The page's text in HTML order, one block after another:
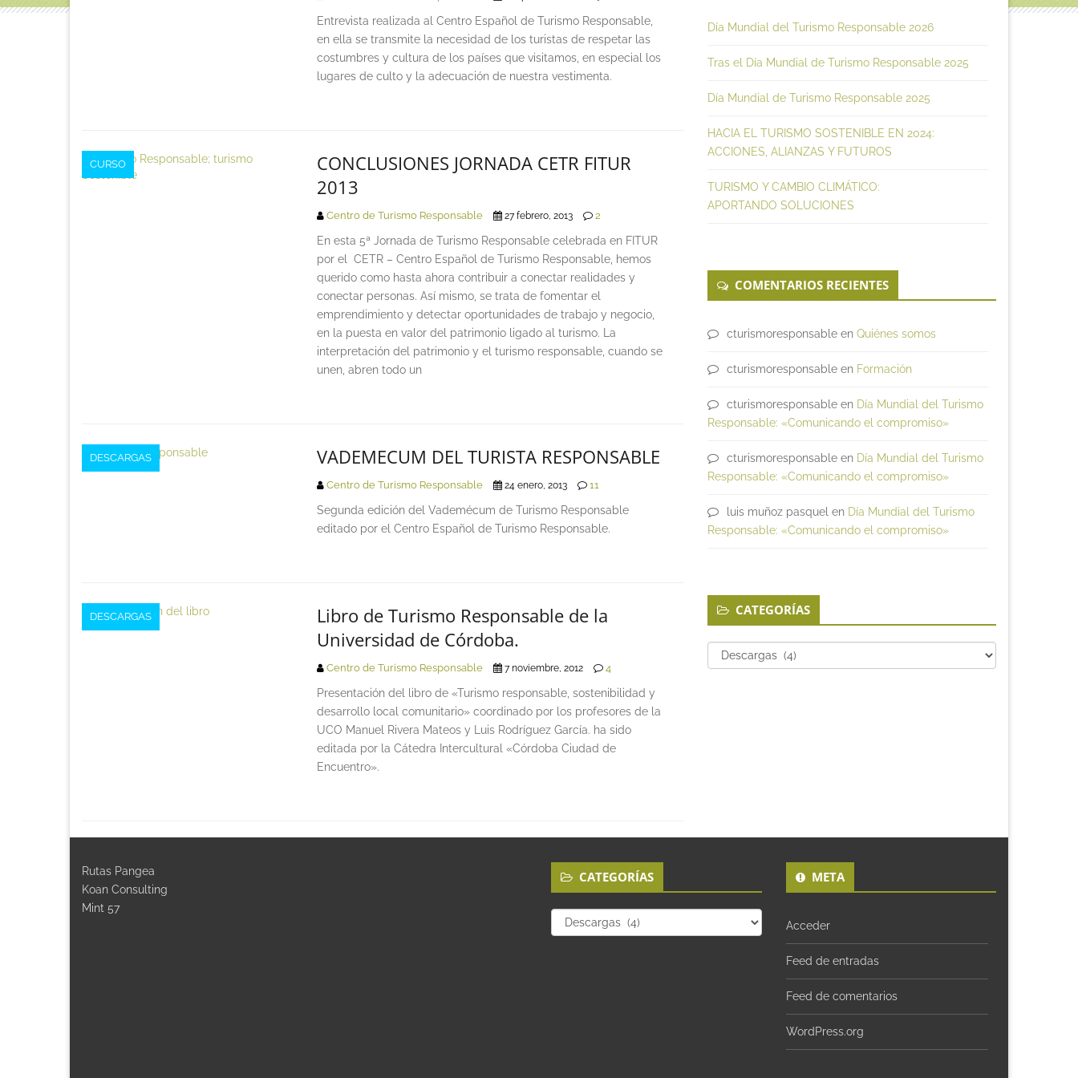
Entrevista realizada al Centro Español de Turismo Responsable,
en ella se transmite la necesidad de los turistas de respetar las
costumbres y cultura de los países que visitamos, en especial los
lugares de culto y la adecuación de nuestra vestimenta.
CURSO
CONCLUSIONES JORNADA CETR FITUR
2013
Centro de Turismo Responsable 27 febrero, 2013 2
En esta 5ª Jornada de Turismo Responsable celebrada en FITUR
por el CETR – Centro Español de Turismo Responsable, hemos
querido como hasta ahora contribuir a conectar realidades y
conectar personas. Así mismo, se trata de fomentar el
emprendimiento y detectar oportunidades de trabajo y negocio,
en la puesta en valor del patrimonio ligado al turismo. La
interpretación del patrimonio y el turismo responsable, cuando se
unen, abren todo un
DESCARGAS VADEMECUM DEL TURISTA RESPONSABLE
Centro de Turismo Responsable 24 enero, 2013 11
Segunda edición del Vademécum de Turismo Responsable
editado por el Centro Español de Turismo Responsable.
DESCARGAS
Libro de Turismo Responsable de la
Universidad de Córdoba.
Centro de Turismo Responsable 7 noviembre, 2012 4
Presentación del libro de «Turismo responsable, sostenibilidad y
desarrollo local comunitario» coordinado por los profesores de la
UCO Manuel Rivera Mateos y Luis Rodríguez García. ha sido
editada por la Cátedra Intercultural «Córdoba Ciudad de
Encuentro».
Día Mundial del Turismo Responsable 2026
Tras el Día Mundial de Turismo Responsable 2025
Día Mundial de Turismo Responsable 2025
HACIA EL TURISMO SOSTENIBLE EN 2024:
ACCIONES, ALIANZAS Y FUTUROS
TURISMO Y CAMBIO CLIMÁTICO:
APORTANDO SOLUCIONES
COMENTARIOS RECIENTES
cturismoresponsable en Quiénes somos
cturismoresponsable en Formación
cturismoresponsable en Día Mundial del Turismo
Responsable: «Comunicando el compromiso»
cturismoresponsable en Día Mundial del Turismo
Responsable: «Comunicando el compromiso»
luis muñoz pasquel en Día Mundial del Turismo
Responsable: «Comunicando el compromiso»
CATEGORÍAS
Categorías
Rutas Pangea
Koan Consulting
Mint 57
CATEGORÍAS
Categorías
META
Acceder
Feed de entradas
Feed de comentarios
WordPress.org